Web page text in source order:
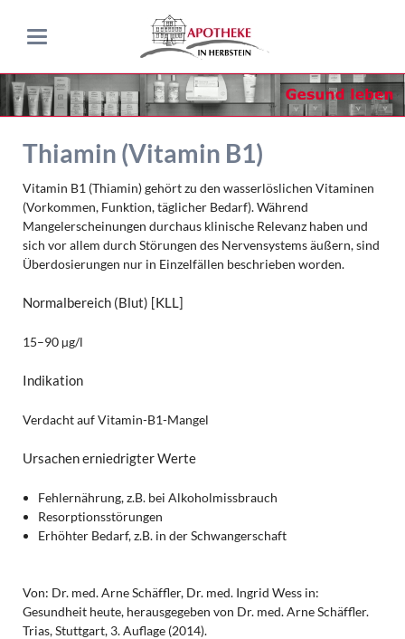
Thiamin (Vitamin B1)
Vitamin B1 (Thiamin) gehört zu den wasserlöslichen Vitaminen
(Vorkommen, Funktion, täglicher Bedarf). Während
Mangelerscheinungen durchaus klinische Relevanz haben und
sich vor allem durch Störungen des Nervensystems äußern, sind
Überdosierungen nur in Einzelfällen beschrieben worden.
Normalbereich (Blut) [KLL]
15–90 µg/l
Indikation
Verdacht auf Vitamin-B1-Mangel
Ursachen erniedrigter Werte
Fehlernährung, z.B. bei Alkoholmissbrauch
Resorptionsstörungen
Erhöhter Bedarf, z.B. in der Schwangerschaft
Von: Dr. med. Arne Schäffler, Dr. med. Ingrid Wess in:
Gesundheit heute, herausgegeben von Dr. med. Arne Schäffler.
Trias, Stuttgart, 3. Auflage (2014).